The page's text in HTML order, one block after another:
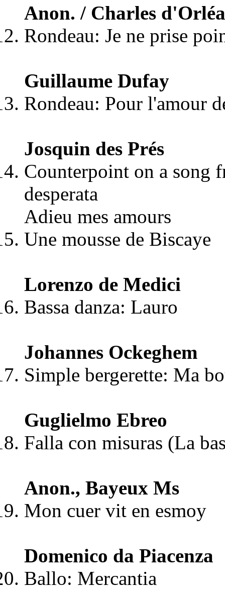
Anon. / Charles
Rondeau: Je ne prise
Guillaume Dufay
Rondeau: Pour l'amour
Josquin des Prés
Counterpoint on a song
desperata
Adieu mes amours
Une mousse de Biscaye
Lorenzo de Medici
Bassa danza: Lauro
Johannes Ockeghem
Simple bergerette: Ma
Guglielmo Ebreo
Falla con misuras (La
Anon., Bayeux Ms
Mon cuer vit en esmoy
Domenico da Piacenza
Ballo: Mercantia